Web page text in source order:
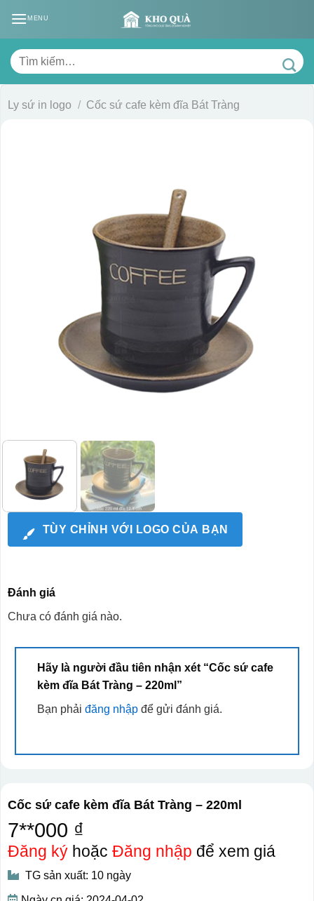
MENU
Tìm
kiếm:
Ly sứ in logo / Cốc sứ cafe kèm đĩa Bát Tràng
TÙY CHỈNH VỚI LOGO CỦA BẠN
Đánh giá
Chưa có đánh giá nào.
Hãy là người đầu tiên nhận xét “Cốc sứ cafe
kèm đĩa Bát Tràng – 220ml”
Bạn phải đăng nhậpđể gửi đánh giá.
Cốc sứ cafe kèm đĩa Bát Tràng – 220ml
7**000 ₫
Đăng kýhoặc Đăng nhập để xem giá
TG sản xuất: 10 ngày